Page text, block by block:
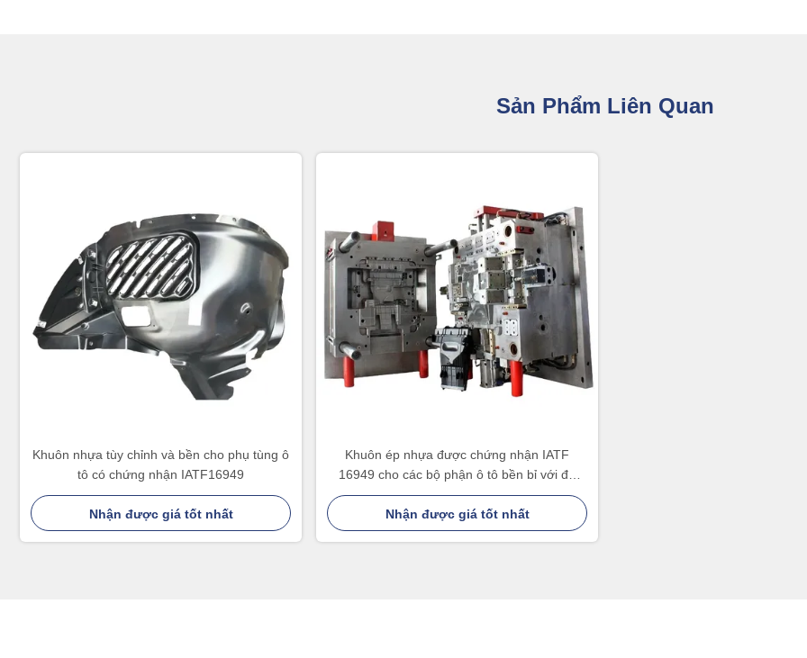
Sản Phẩm Liên Quan
Khuôn nhựa tùy chỉnh và bền cho phụ tùng ô
tô có chứng nhận IATF16949
Nhận được giá tốt nhất
Khuôn ép nhựa được chứng nhận IATF
16949 cho các bộ phận ô tô bền bỉ với đế
khuôn tùy chỉnh
Nhận được giá tốt nhất